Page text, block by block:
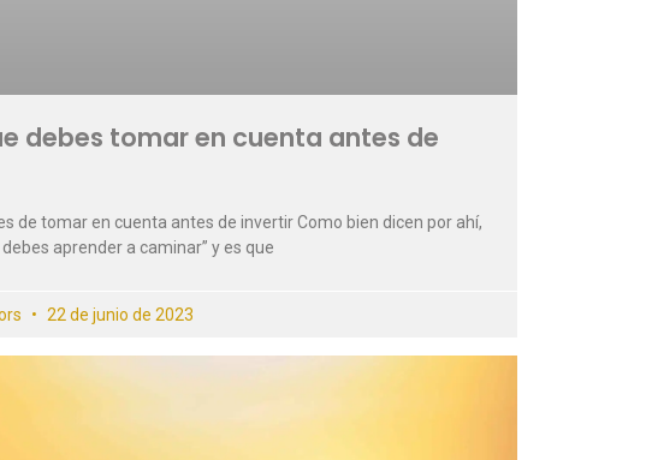
debes tomar en cuenta antes de
de tomar en cuenta antes de invertir Como bien dicen por ahí,
aprender a caminar” y es que
22 de junio de 2023